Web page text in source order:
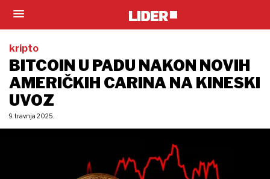
kripto
BITCOIN U PADU NAKON NOVIH
AMERIČKIH CARINA NA KINESKI
UVOZ
9. travnja 2025.